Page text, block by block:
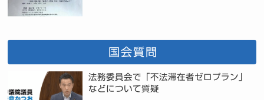
国会質問
法務委員会で「不法滞在者ゼロプラン」
などについて質疑